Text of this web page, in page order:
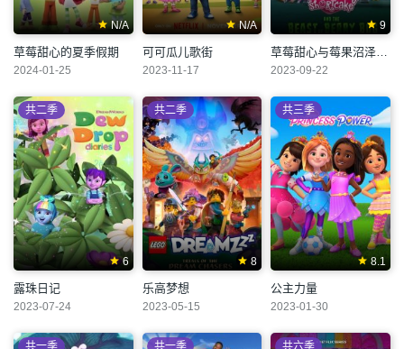
N/A
草莓甜心的夏季假期
2024-01-25
N/A
可可瓜儿歌街
2023-11-17
9
草莓甜心与莓果沼泽的怪兽
2023-09-22
6
共二季
露珠日记
2023-07-24
8
共二季
乐高梦想
2023-05-15
8.1
共三季
公主力量
2023-01-30
共一季 共一季 共六季